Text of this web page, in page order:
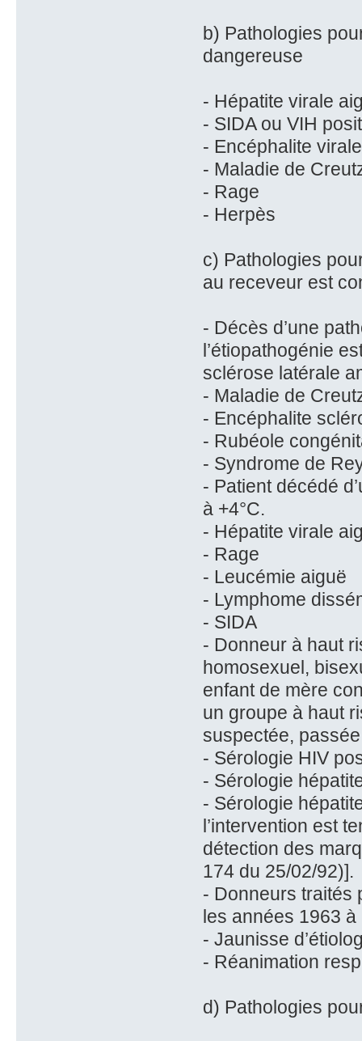
b) Pathologies
dangereuse
- Hépatite virale
- SIDA ou VIH
- Encéphalite
- Maladie de
- Rage
- Herpès
c) Pathologies
au receveur est
- Décès d’une
l’étiopathogénie
sclérose latérale
- Maladie de
- Encéphalite
- Rubéole
- Syndrome de
- Patient décédé
à +4°C.
- Hépatite virale
- Rage
- Leucémie aiguë
- Lymphome
- SIDA
- Donneur à haut
homosexuel,
enfant de mère
un groupe à haut
suspectée,
- Sérologie HIV
- Sérologie
- Sérologie
l’intervention est
détection des
174 du 25/02/92)].
- Donneurs traités
les années 1963 à
- Jaunisse
- Réanimation
d) Pathologies